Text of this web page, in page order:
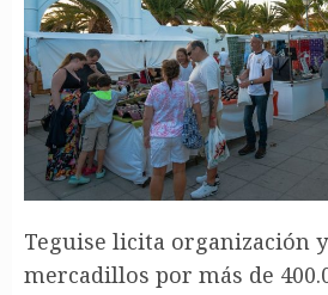
Teguise licita organización
mercadillos por más de